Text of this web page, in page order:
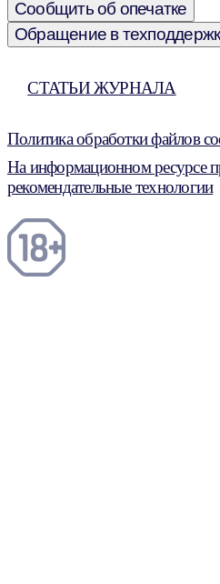
Сообщить об опечатке
Обращение в
СТАТЬИ ЖУРНАЛА
Политика обработки файлов
На информационном ресурсе
рекомендательные технологии